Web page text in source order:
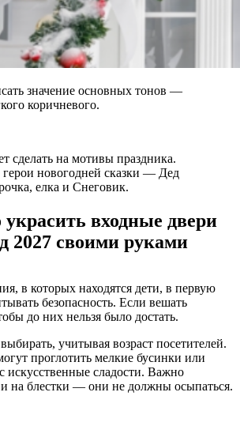
значение основных тонов —
коричневого.
сделать на мотивы праздника.
герои новогодней сказки — Дед
елка и Снеговик.
входные двери
2027 своими руками
в которых находятся дети, в первую
безопасность. Если вешать
до них нельзя было достать.
учитывая возраст посетителей.
проглотить мелкие бусинки или
искусственные сладости. Важно
на блестки — они не должны осыпаться.